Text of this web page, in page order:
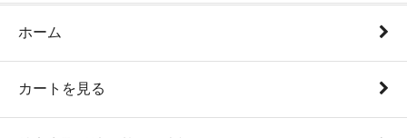
ホーム
カートを見る